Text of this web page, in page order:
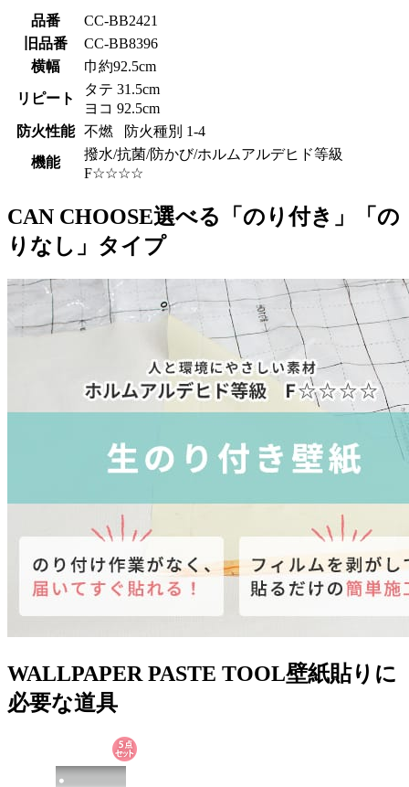
品番
CC-BB2421
旧品番
CC-BB8396
横幅
巾約92.5cm
リピート
タテ 31.5cm
ヨコ 92.5cm
防火性能
不燃 防火種別 1-4
機能
撥水/抗菌/防かび/ホルムアルデヒド等級
F☆☆☆☆
CAN CHOOSE選べる「のり付き」「の
りなし」タイプ
WALLPAPER PASTE TOOL壁紙貼りに
必要な道具